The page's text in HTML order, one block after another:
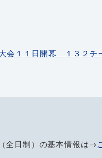
会１１日開幕 １３２チ
全日制）の基本情報は→